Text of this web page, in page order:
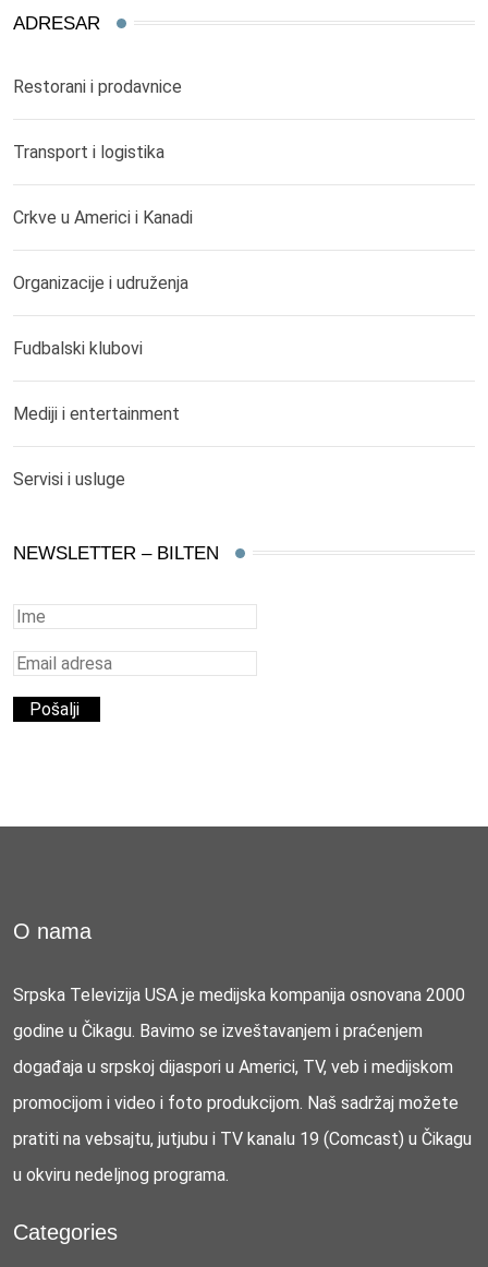
ADRESAR
Restorani i prodavnice
Transport i logistika
Crkve u Americi i Kanadi
Organizacije i udruženja
Fudbalski klubovi
Mediji i entertainment
Servisi i usluge
NEWSLETTER – BILTEN
O nama
Srpska Televizija USA je medijska kompanija osnovana 2000
godine u Čikagu. Bavimo se izveštavanjem i praćenjem
događaja u srpskoj dijaspori u Americi, TV, veb i medijskom
promocijom i video i foto produkcijom. Naš sadržaj možete
pratiti na vebsajtu, jutjubu i TV kanalu 19 (Comcast) u Čikagu
u okviru nedeljnog programa.
Categories